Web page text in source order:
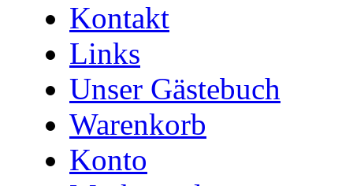
Kontakt
Links
Unser Gästebuch
Warenkorb
Konto